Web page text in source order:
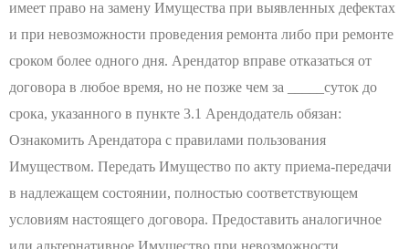
имеет право на замену Имущества при выявленных дефектах
и при невозможности проведения ремонта либо при ремонте
сроком более одного дня. Арендатор вправе отказаться от
договора в любое время, но не позже чем за _____суток до
срока, указанного в пункте 3.1 Арендодатель обязан:
Ознакомить Арендатора с правилами пользования
Имуществом. Передать Имущество по акту приема-передачи
в надлежащем состоянии, полностью соответствующем
условиям настоящего договора. Предоставить аналогичное
или альтернативное Имущество при невозможности